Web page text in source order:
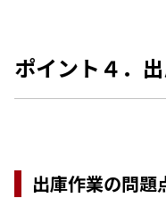
ポイント４．
出庫作業の問題